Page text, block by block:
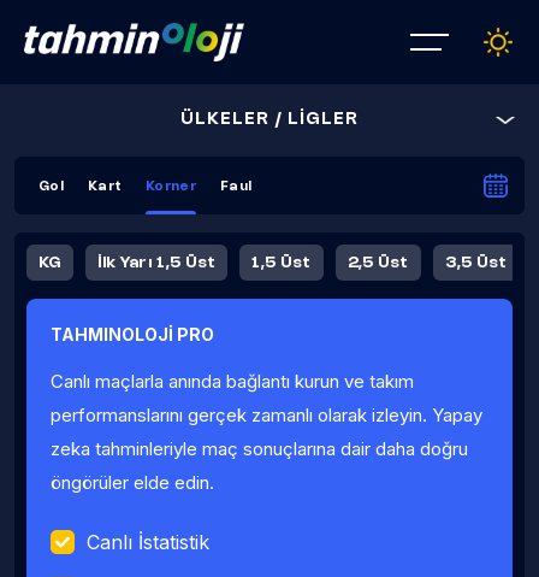
ÜLKELER / LİGLER
Gol Kart Korner Faul
KG İlk Yarı 1,5 Üst 1,5 Üst 2,5 Üst 3,5 Üst
Fauller Ortalama
TAHMINOLOJİ PRO
Canlı maçlarla anında bağlantı kurun ve takım
performanslarını gerçek zamanlı olarak izleyin. Yapay
zeka tahminleriyle maç sonuçlarına dair daha doğru
öngörüler elde edin.
Canlı İstatistik